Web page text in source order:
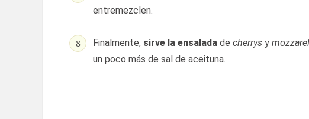
entremezclen.
Finalmente, sirve la ensalada de cherrys y
un poco más de sal de aceituna.